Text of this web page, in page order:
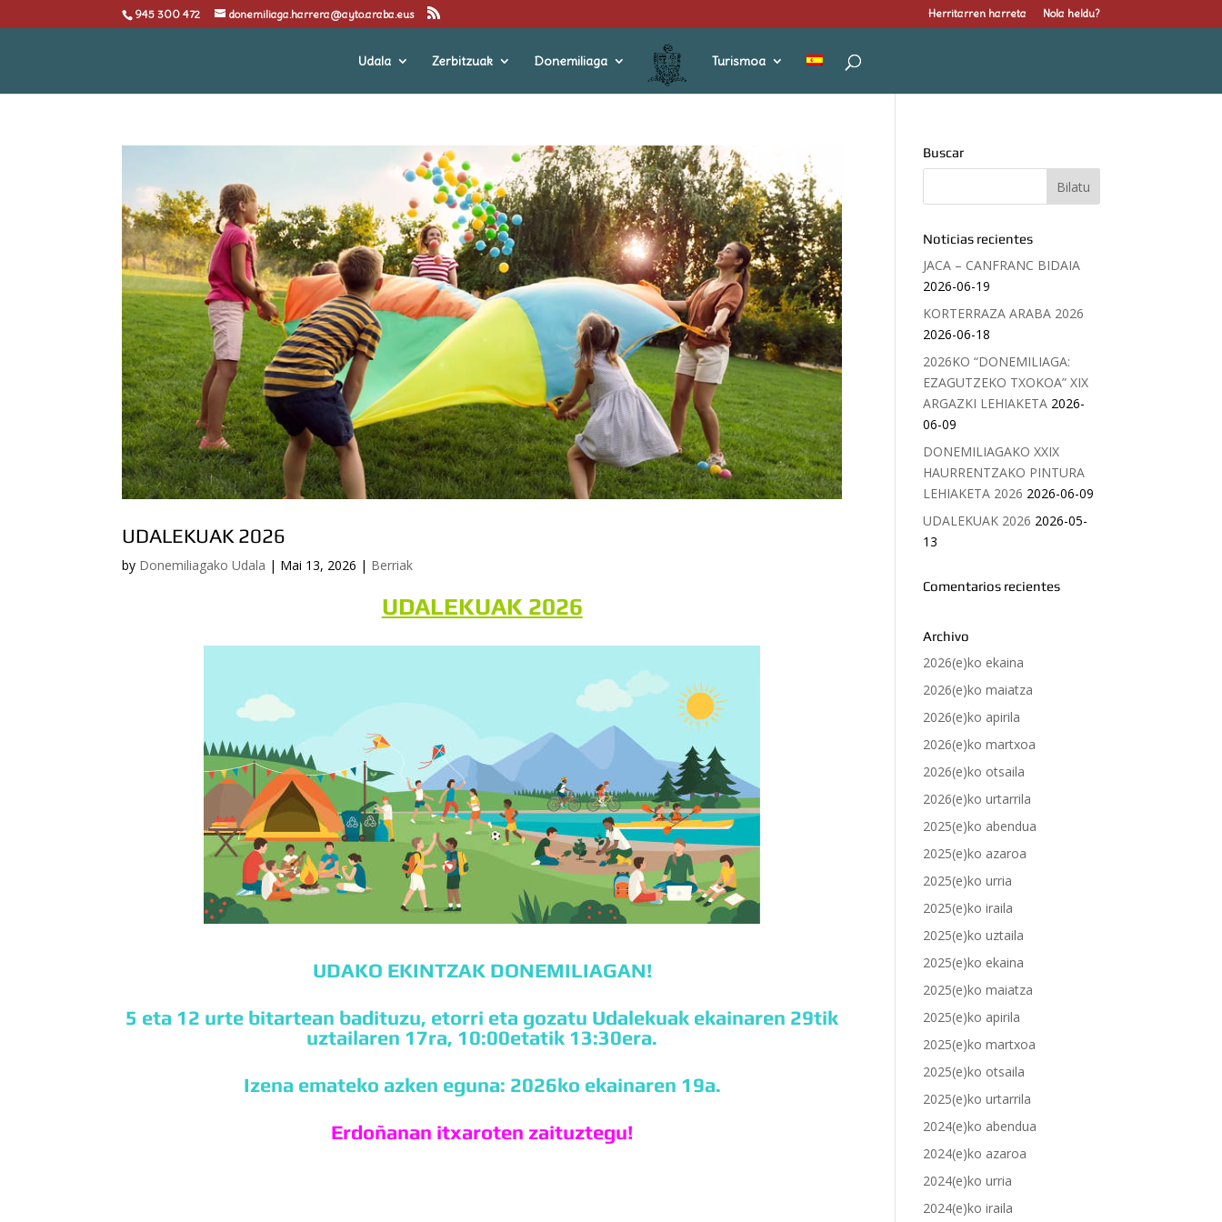
945 300 472 donemiliaga.harrera@ayto.araba.eus Herritarren harreta Nola heldu?
Udala Zerbitzuak Donemiliaga Turismoa
UDALEKUAK 2026
by Donemiliagako Udala | Mai 13, 2026 | Berriak
UDALEKUAK 2026
UDAKO EKINTZAK DONEMILIAGAN!
5 eta 12 urte bitartean badituzu, etorri eta gozatu Udalekuak ekainaren 29tik
uztailaren 17ra, 10:00etatik 13:30era.
Izena emateko azken eguna: 2026ko ekainaren 19a.
Erdoñanan itxaroten zaituztegu!
Buscar
Noticias recientes
JACA – CANFRANC BIDAIA
2026-06-19
KORTERRAZA ARABA 2026
2026-06-18
2026KO “DONEMILIAGA:
EZAGUTZEKO TXOKOA” XIX
ARGAZKI LEHIAKETA 2026-
06-09
DONEMILIAGAKO XXIX
HAURRENTZAKO PINTURA
LEHIAKETA 2026 2026-06-09
UDALEKUAK 2026 2026-05-
13
Comentarios recientes
Archivo
2026(e)ko ekaina
2026(e)ko maiatza
2026(e)ko apirila
2026(e)ko martxoa
2026(e)ko otsaila
2026(e)ko urtarrila
2025(e)ko abendua
2025(e)ko azaroa
2025(e)ko urria
2025(e)ko iraila
2025(e)ko uztaila
2025(e)ko ekaina
2025(e)ko maiatza
2025(e)ko apirila
2025(e)ko martxoa
2025(e)ko otsaila
2025(e)ko urtarrila
2024(e)ko abendua
2024(e)ko azaroa
2024(e)ko urria
2024(e)ko iraila